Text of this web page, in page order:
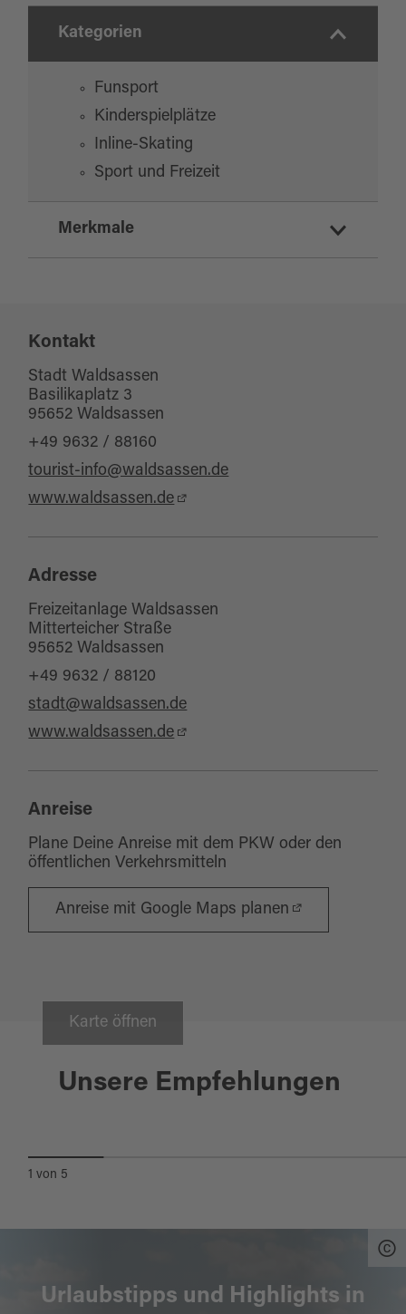
Kategorien
Funsport
Kinderspielplätze
Inline-Skating
Sport und Freizeit
Merkmale
für Kinder (jedes Alter)
Haustiere erlaubt
für Schulklassen
Sonstige Ausstattung/Einrichtung
Kontakt
Stadt Waldsassen
Basilikaplatz 3
95652 Waldsassen
+49 9632 / 88160
tourist-info@waldsassen.de
www.waldsassen.de
Adresse
Freizeitanlage Waldsassen
Mitterteicher Straße
95652 Waldsassen
+49 9632 / 88120
stadt@waldsassen.de
www.waldsassen.de
Anreise
Plane Deine Anreise mit dem PKW oder den
öffentlichen Verkehrsmitteln
Anreise mit Google Maps planen
Karte öffnen
Unsere Empfehlungen
Waldsassen
1 von 5
Urlaubstipps und Highlights in